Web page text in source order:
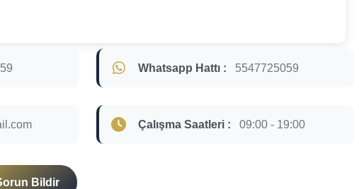
Whatsapp Hattı : 5547725059
Çalışma Saatleri : 09:00 - 19:00
Bildir